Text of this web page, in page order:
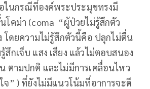
ในกรณีที่องค์พระประมุขทรงมี
โคม่า (coma “ผู้ป่วยไม่รู้สึกตัว
โดยความไม่รู้สึกตัวนี้คือ ปลุกไม่ตื่น
สึกเจ็บ แสง เสียง แล้วไม่ตอบสนอง
ตามปกติ และไม่มีการเคลื่อนไหว
จ” ) ที่ยังไม่มีแนวโน้มที่อาการจะดี